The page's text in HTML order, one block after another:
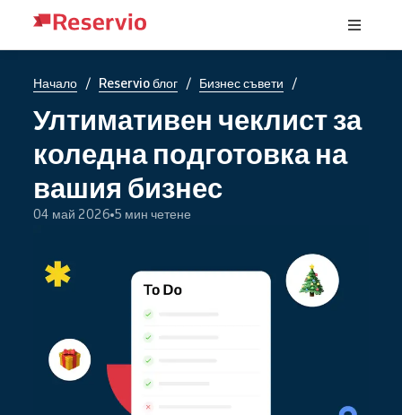
Начало / Reservio блог / Бизнес съвети /
Ултимативен чеклист за
коледна подготовка на
вашия бизнес
04 май 2026 5 мин четене